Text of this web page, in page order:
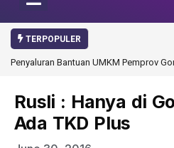
TERPOPULER
Penyaluran Bantuan UMKM Pemprov
Rusli : Hanya di
Ada TKD Plus